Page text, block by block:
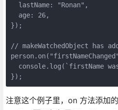
  lastName: "Ronan",
  age: 26,
});
// makeWatchedObject has
console.log(`firstName
});
注意这个例子里，on 方法添加